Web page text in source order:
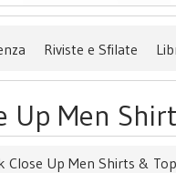
Riviste e Sfilate
Up Men
Close Up Men Shirts &